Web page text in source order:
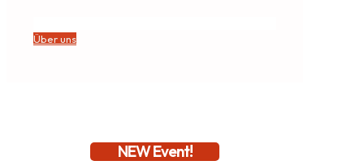
Über uns
NEW Event!